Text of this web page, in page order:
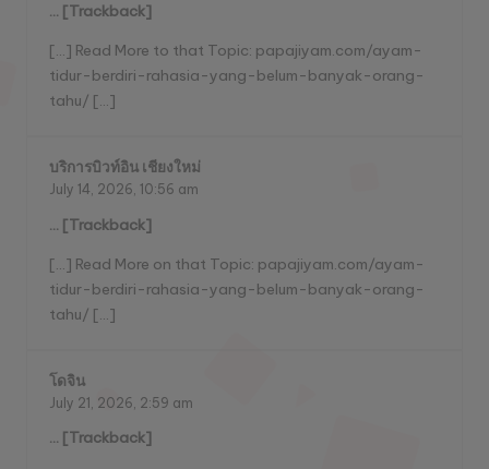
… [Trackback]
[…] Read More to that Topic: papajiyam.com/ayam-
tidur-berdiri-rahasia-yang-belum-banyak-orang-
tahu/ […]
บริการบิวท์อิน เชียงใหม่
July 14, 2026, 10:56 am
… [Trackback]
[…] Read More on that Topic: papajiyam.com/ayam-
tidur-berdiri-rahasia-yang-belum-banyak-orang-
tahu/ […]
โดจิน
July 21, 2026, 2:59 am
… [Trackback]